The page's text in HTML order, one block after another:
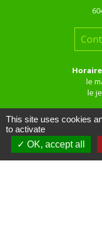
le
le
This site uses cookies
to activate
OK, accept all